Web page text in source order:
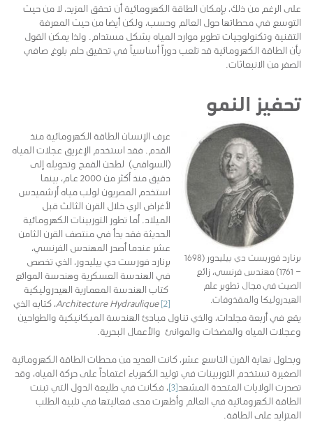
على الرغم من ذلك، بإمكان الطاقة الكهرومائية أن تحقق المزيد، لا من حيث
التوسع في محطاتها حول العالم وحسب، ولكن أيضا من حيث المعرفة
التقنية وتكنولوجيات تطوير موارد المياه بشكل مستدام. ولذا يمكن القول
بأن الطاقة الكهرومائية قد تلعب دوراً أساسياً في تحقيق حلم بلوغ صافي
الصفر من الانبعاثات.
تحفيز النمو
برنارد فوريست دي بيليدور (1698
– 1761) مهندس فرنسي، زائع
الصيت في مجال تطوير علم
الهيدروليكا والمقذوفات.
عرف الإنسان الطاقة الكهرومائية منذ
القدم. فقد استخدم الإغريق عجلات المياه
(السواقي) لطحن القمح وتحويله إلى
دقيق منذ أكثر من 2000 عام، بينما
استخدم المصريون لولب مياه أرشميدس
لأغراض الري خلال القرن الثالث قبل
الميلاد. أما تطور التوربينات الكهرومائية
الحديثة فقد بدأ في منتصف القرن الثامن
عشر عندما أصدر المهندس الفرنسي،
برنارد فورست دي بيليدور، الذي تخصص
في الهندسة العسكرية وهندسة الموائع
كتاب الهندسة المعمارية الهيدروليكية
Architecture Hydraulique [2]
، كتابه الذي
يقع في أربعة مجلدات، والذي تناول مبادئ الهندسة الميكانيكية والطواحين
وعجلات المياه والمضخات والموانئ والأعمال البحرية.
وبحلول نهاية القرن التاسع عشر، كانت العديد من محطات الطاقة الكهرومائية
الصغيرة تستخدم التوربينات في توليد الكهرباء اعتماداً على حركة المياه، وقد
تصدرت الولايات المتحدة المشهد[3] ، فكانت في طليعة الدول التي تبنت
الطاقة الكهرومائية في العالم وأظهرت مدى فعاليتها في تلبية الطلب
المتزايد على الطاقة.